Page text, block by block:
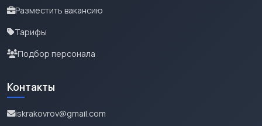
Разместить вакансию
Тарифы
Подбор персонала
Контакты
iskrakovrov@gmail.com